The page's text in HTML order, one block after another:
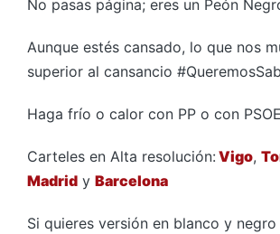
No pasas página; eres un Peón
Aunque estés cansado, lo que nos
superior al cansancio
Haga frío o calor con PP o con
Carteles en Alta resolución: Vigo,
Madrid y Barcelona
Si quieres versión en blanco y